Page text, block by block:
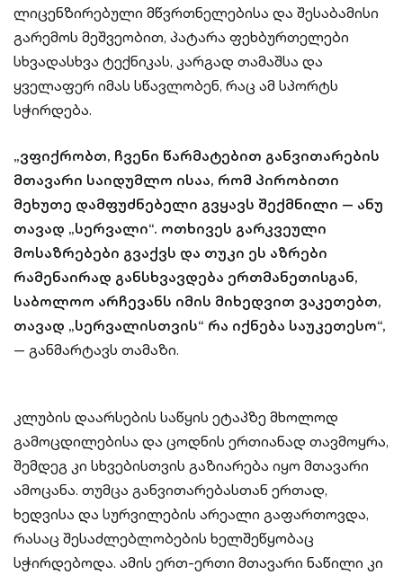
ლიცენზირებული მწვრთნელებისა და შესაბამისი
გარემოს მეშვეობით, პატარა ფეხბურთელები
სხვადასხვა ტექნიკას, კარგად თამაშსა და
ყველაფერ იმას სწავლობენ, რაც ამ სპორტს
სჭირდება.
„ვფიქრობთ, ჩვენი წარმატებით განვითარების
მთავარი საიდუმლო ისაა, რომ პირობითი
მეხუთე დამფუძნებელი გვყავს შექმნილი — ანუ
თავად „სერვალი“. ოთხივეს გარკვეული
მოსაზრებები გვაქვს და თუკი ეს აზრები
რამენაირად განსხვავდება ერთმანეთისგან,
საბოლოო არჩევანს იმის მიხედვით ვაკეთებთ,
თავად „სერვალისთვის“ რა იქნება საუკეთესო“,
— განმარტავს თამაზი.
კლუბის დაარსების საწყის ეტაპზე მხოლოდ
გამოცდილებისა და ცოდნის ერთიანად თავმოყრა,
შემდეგ კი სხვებისთვის გაზიარება იყო მთავარი
ამოცანა. თუმცა განვითარებასთან ერთად,
ხედვისა და სურვილების არეალი გაფართოვდა,
რასაც შესაძლებლობების ხელშეწყობაც
სჭირდებოდა. ამის ერთ-ერთი მთავარი ნაწილი კი